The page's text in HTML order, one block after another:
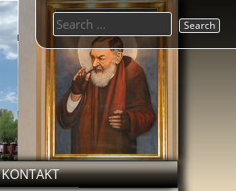
KONTAKT
Search
for: